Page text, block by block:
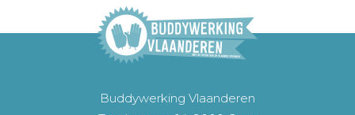
Buddywerking Vlaanderen